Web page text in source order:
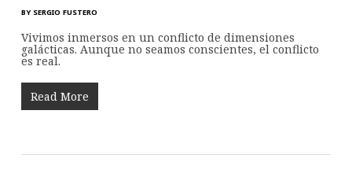
BY SERGIO FUSTERO
Vivimos inmersos en un conflicto de dimensiones
galácticas. Aunque no seamos conscientes, el conflicto
es real.
Read More